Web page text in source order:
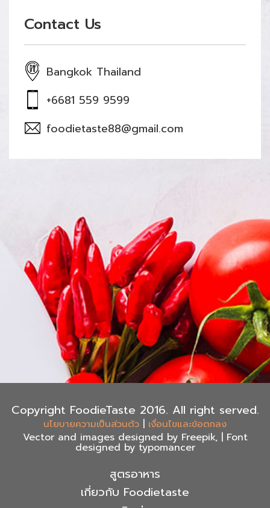
Contact Us
Bangkok Thailand
+6681 559 9599
foodietaste88@gmail.com
Copyright FoodieTaste 2016. All right served.
นโยบายความเป็นส่วนตัว | เงื่อนไขและข้อตกลง
Vector and images designed by Freepik, | Font
designed by typomancer
สูตรอาหาร
เกี่ยวกับ Foodietaste